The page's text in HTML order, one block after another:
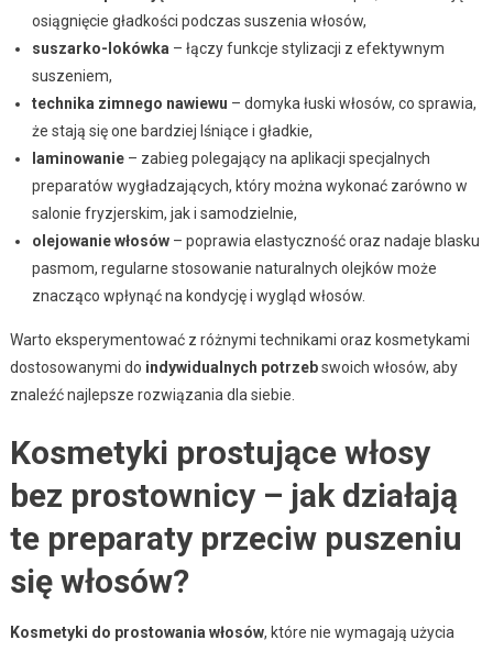
osiągnięcie gładkości podczas suszenia włosów,
suszarko-lokówka – łączy funkcje stylizacji z efektywnym
suszeniem,
technika zimnego nawiewu – domyka łuski włosów, co sprawia,
że stają się one bardziej lśniące i gładkie,
laminowanie– zabieg polegający na aplikacji specjalnych
preparatów wygładzających, który można wykonać zarówno w
salonie fryzjerskim, jak i samodzielnie,
olejowanie włosów– poprawia elastyczność oraz nadaje blasku
pasmom, regularne stosowanie naturalnych olejków może
znacząco wpłynąć na kondycję i wygląd włosów.
Warto eksperymentować z różnymi technikami oraz kosmetykami
dostosowanymi do indywidualnych potrzebswoich włosów, aby
znaleźć najlepsze rozwiązania dla siebie.
Kosmetyki prostujące włosy
bez prostownicy – jak działają
te preparaty przeciw puszeniu
się włosów?
Kosmetyki do prostowania włosów, które nie wymagają użycia